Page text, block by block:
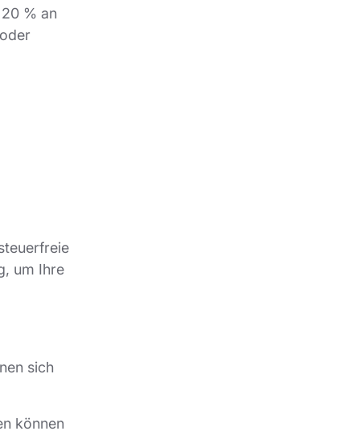
% an
um Ihre
sich
können